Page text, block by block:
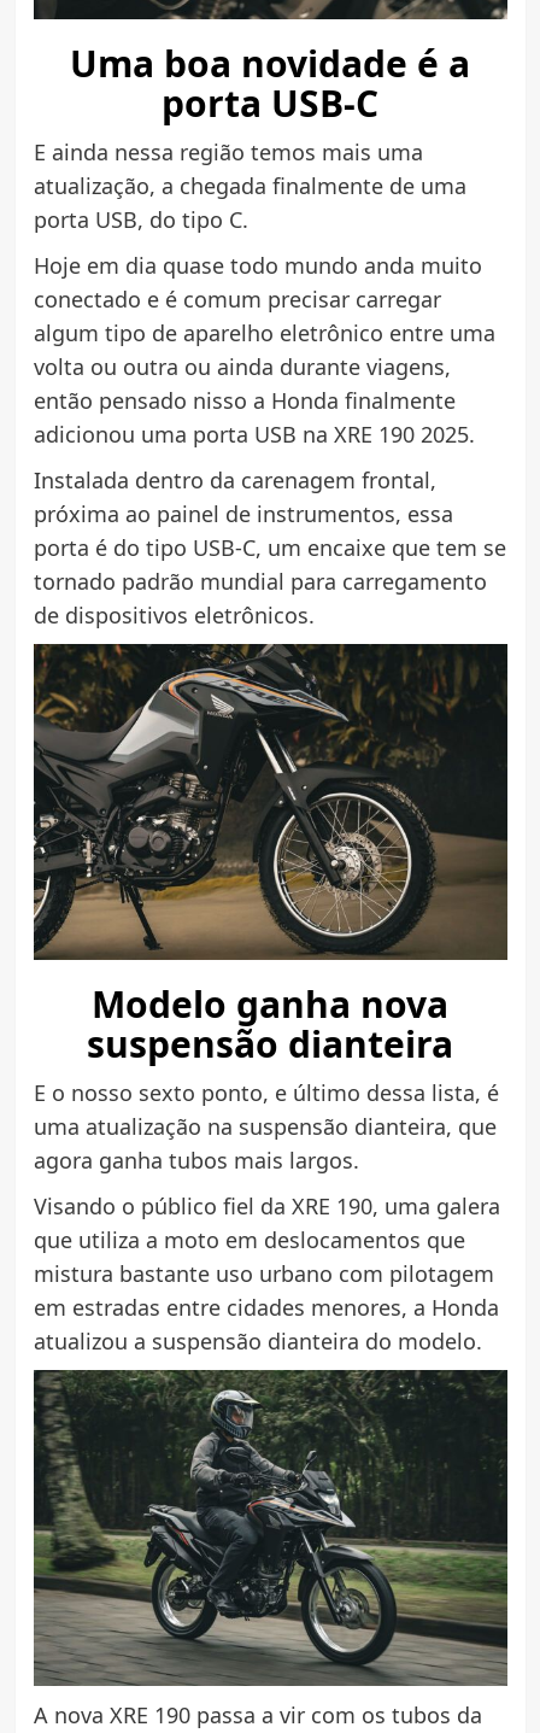
Uma boa novidade é a
porta USB-C
E ainda nessa região temos mais uma
atualização, a chegada finalmente de uma
porta USB, do tipo C.
Hoje em dia quase todo mundo anda muito
conectado e é comum precisar carregar
algum tipo de aparelho eletrônico entre uma
volta ou outra ou ainda durante viagens,
então pensado nisso a Honda finalmente
adicionou uma porta USB na XRE 190 2025.
Instalada dentro da carenagem frontal,
próxima ao painel de instrumentos, essa
porta é do tipo USB-C, um encaixe que tem se
tornado padrão mundial para carregamento
de dispositivos eletrônicos.
Modelo ganha nova
suspensão dianteira
E o nosso sexto ponto, e último dessa lista, é
uma atualização na suspensão dianteira, que
agora ganha tubos mais largos.
Visando o público fiel da XRE 190, uma galera
que utiliza a moto em deslocamentos que
mistura bastante uso urbano com pilotagem
em estradas entre cidades menores, a Honda
atualizou a suspensão dianteira do modelo.
A nova XRE 190 passa a vir com os tubos da